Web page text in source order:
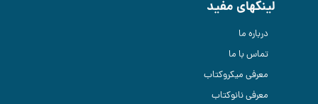
لینکهای مفید
درباره ما
تماس با ما
معرفی میکروکتاب
معرفی نانوکتاب